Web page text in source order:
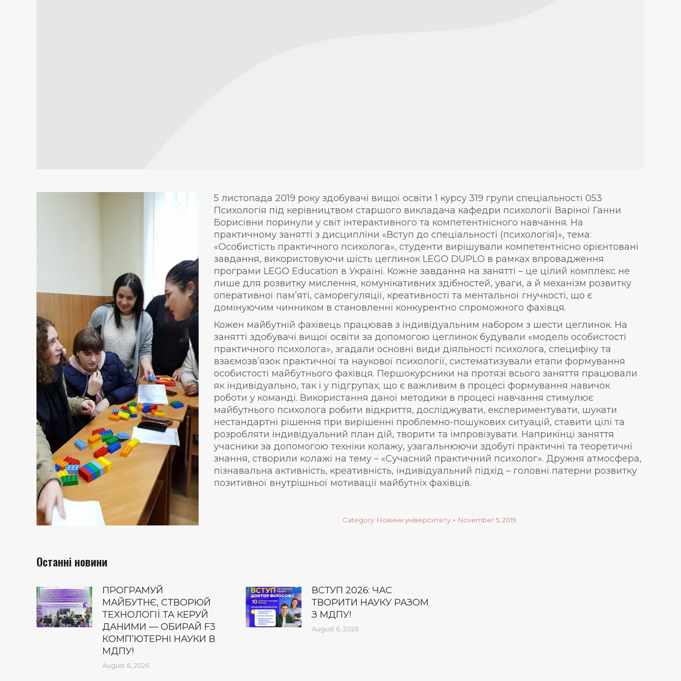
5 листопада 2019 року здобувачі вищої освіти 1 курсу 319 групи спеціальності 053
Психологія під керівництвом старшого викладача кафедри психології Варіної Ганни
Борисівни поринули у світ інтерактивного та компетентнісного навчання. На
практичному занятті з дисципліни «Вступ до спеціальності (психологія)», тема:
«Особистість практичного психолога», студенти вирішували компетентнісно орієнтовані
завдання, використовуючи шість цеглинок LEGO DUPLO в рамках впровадження
програми LEGO Education в Україні. Кожне завдання на занятті – це цілий комплекс не
лише для розвитку мислення, комунікативних здібностей, уваги, а й механізм розвитку
оперативної пам’яті, саморегуляції, креативності та ментальної гнучкості, що є
домінуючим чинником в становленні конкурентно спроможного фахівця.
Кожен майбутній фахівець працював з індивідуальним набором з шести цеглинок. На
занятті здобувачі вищої освіти за допомогою цеглинок будували «модель особистості
практичного психолога», згадали основні види діяльності психолога, специфіку та
взаємозв’язок практичної та наукової психології, систематизували етапи формування
особистості майбутнього фахівця. Першокурсники на протязі всього заняття працювали
як індивідуально, так і у підгрупах, що є важливим в процесі формування навичок
роботи у команді. Використання даної методики в процесі навчання стимулює
майбутнього психолога робити відкриття, досліджувати, експериментувати, шукати
нестандартні рішення при вирішенні проблемно-пошукових ситуацій, ставити цілі та
розробляти індивідуальний план дій, творити та імпровізувати. Наприкінці заняття
учасники за допомогою техніки колажу, узагальнюючи здобуті практичні та теоретичні
знання, створили колажі на тему – «Сучасний практичний психолог». Дружня атмосфера,
пізнавальна активність, креативність, індивідуальний підхід – головні патерни розвитку
позитивної внутрішньої мотивації майбутніх фахівців.
Category: Новини університету November 5, 2019
Останні новини
ПРОГРАМУЙ
МАЙБУТНЄ, СТВОРЮЙ
ТЕХНОЛОГІЇ ТА КЕРУЙ
ДАНИМИ — ОБИРАЙ F3
КОМП’ЮТЕРНІ НАУКИ В
МДПУ!
August 6, 2026
ВСТУП 2026: ЧАС
ТВОРИТИ НАУКУ РАЗОМ
З МДПУ!
August 6, 2026